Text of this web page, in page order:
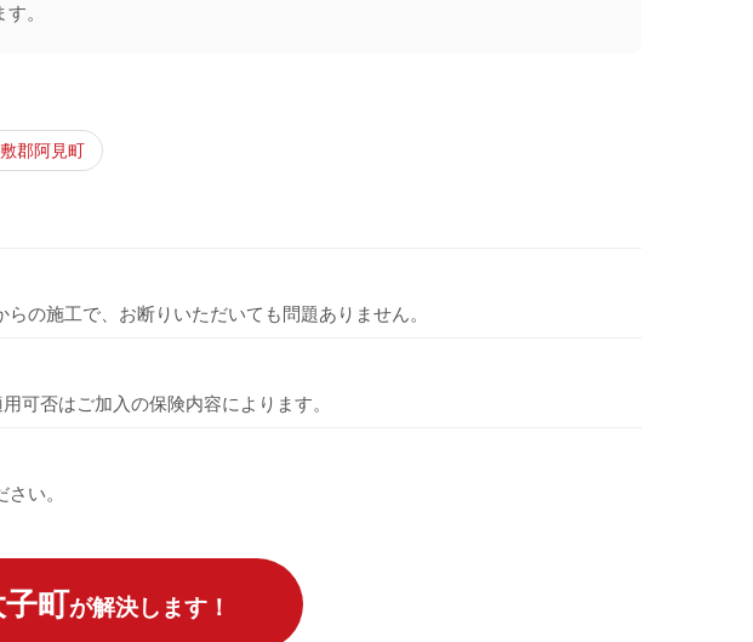
す。
郡阿見町
の施工で、お断りいただいても問題ありません。
可否はご加入の保険内容によります。
い。
町が解決します！